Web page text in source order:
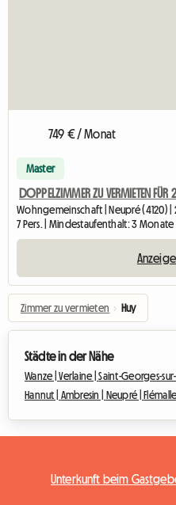
749 € / Monat
Master
DOPPELZIMMER ZU VERMIETEN FÜR
Wohngemeinschaft | Neupré (4120) |
7 Pers. | Mindestaufenthalt: 3 Monate
Zimmer zu vermieten › Huy
Städte in der Nähe
Wanze |Verlaine |Saint-Georges-
Hannut | Ambresin | Neupré | Flémalle
Unterkunft beim